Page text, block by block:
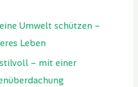
Umwelt schützen –
Leben
– mit einer